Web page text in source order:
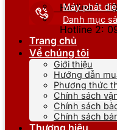
Hotline 1:
Hotline 2:
Máy phát
Danh mục
Trang chủ
Về chúng tôi
Giới thiệu
Hướng dẫn
Phương thức
Chính sách
Chính sách
Chính sách
Thương hiệu